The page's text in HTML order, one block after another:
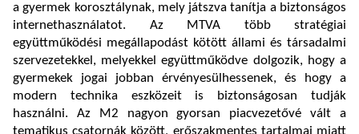
a gyermek korosztálynak, mely játszva tanítja a biztonságos
internethasználatot. Az MTVA több stratégiai
együttműködési megállapodást kötött állami és társadalmi
szervezetekkel, melyekkel együttműködve dolgozik, hogy a
gyermekek jogai jobban érvényesülhessenek, és hogy a
modern technika eszközeit is biztonságosan tudják
használni. Az M2 nagyon gyorsan piacvezetővé vált a
tematikus csatornák között, erőszakmentes tartalmai miatt